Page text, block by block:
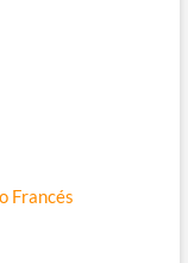
Francés